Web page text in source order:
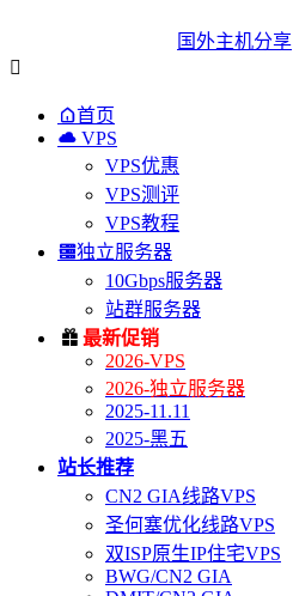
国外主机分享

首页
 VPS
VPS优惠
VPS测评
VPS教程
独立服务器
10Gbps服务器
站群服务器
 最新促销
2026-VPS
2026-独立服务器
2025-11.11
2025-黑五
站长推荐
CN2 GIA线路VPS
圣何塞优化线路VPS
双ISP原生IP住宅VPS
BWG/CN2 GIA